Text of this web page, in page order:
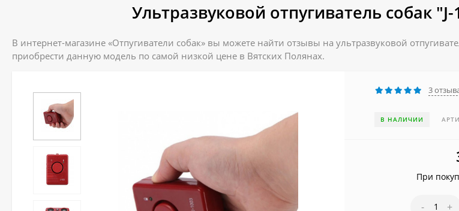
Ультразвуковой отпугиватель собак "J-
В интернет-магазине «Отпугиватели собак» вы можете найти отзывы на ультразвуковой
приобрести данную модель по самой низкой цене в Вятских Полянах.
3
В НАЛИЧИИ
При
- +